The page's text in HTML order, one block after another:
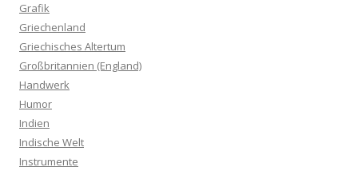
Grafik
Griechenland
Griechisches Altertum
Großbritannien (England)
Handwerk
Humor
Indien
Indische Welt
Instrumente